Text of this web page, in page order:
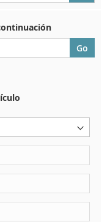
coche.
derecho
del capó.